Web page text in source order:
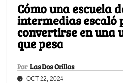
Cómo una escuela
intermedias escaló
convertirse en una
que pesa
Por Las Dos Orillas
OCT 22, 2024